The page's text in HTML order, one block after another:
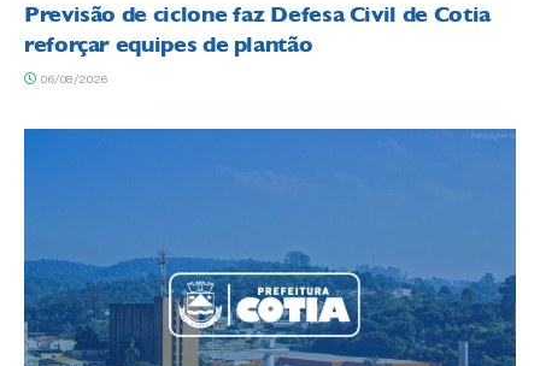
Previsão de ciclone faz Defesa Civil de Cotia
reforçar equipes de plantão
06/08/2026